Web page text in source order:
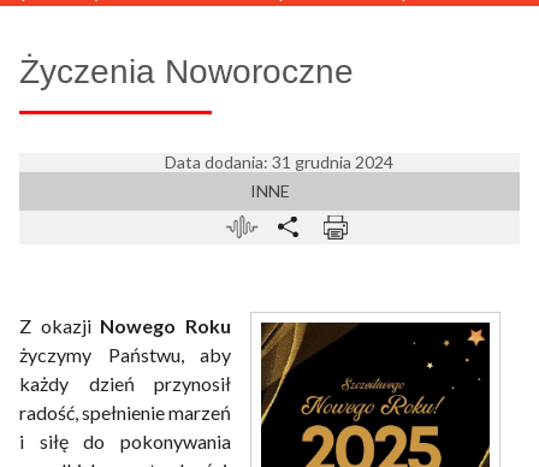
Życzenia Noworoczne
Data dodania: 31 grudnia 2024
INNE
Z okazji Nowego Roku
życzymy Państwu, aby
każdy dzień przynosił
radość, spełnienie marzeń
i siłę do pokonywania